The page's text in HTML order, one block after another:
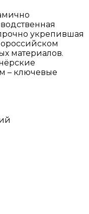
укрепившая
материалов.
– ключевые